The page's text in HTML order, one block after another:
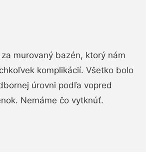
murovaný bazén, ktorý nám
komplikácií. Všetko bolo
úrovni podľa vopred
Nemáme čo vytknúť.